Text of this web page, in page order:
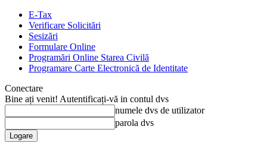
E-Tax
Verificare Solicitări
Sesizări
Formulare Online
Programări Online Starea Civilă
Programare Carte Electronică de Identitate
Conectare
Bine ați venit! Autentificați-vă in contul dvs
numele dvs de utilizator
parola dvs